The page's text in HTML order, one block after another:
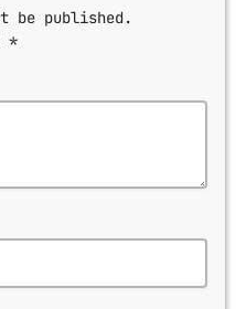
be published.
*